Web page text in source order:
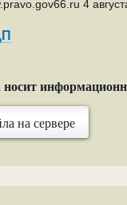
4
носит
на сервере